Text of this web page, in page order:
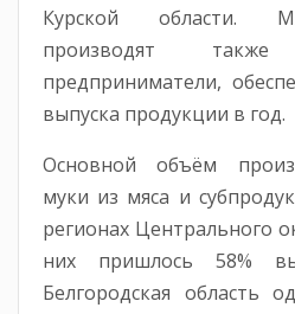
Курской области.
производят также
предприниматели,
выпуска продукции в год.
Основной объём
муки из мяса и
регионах Центрального
них пришлось 58%
Белгородская область